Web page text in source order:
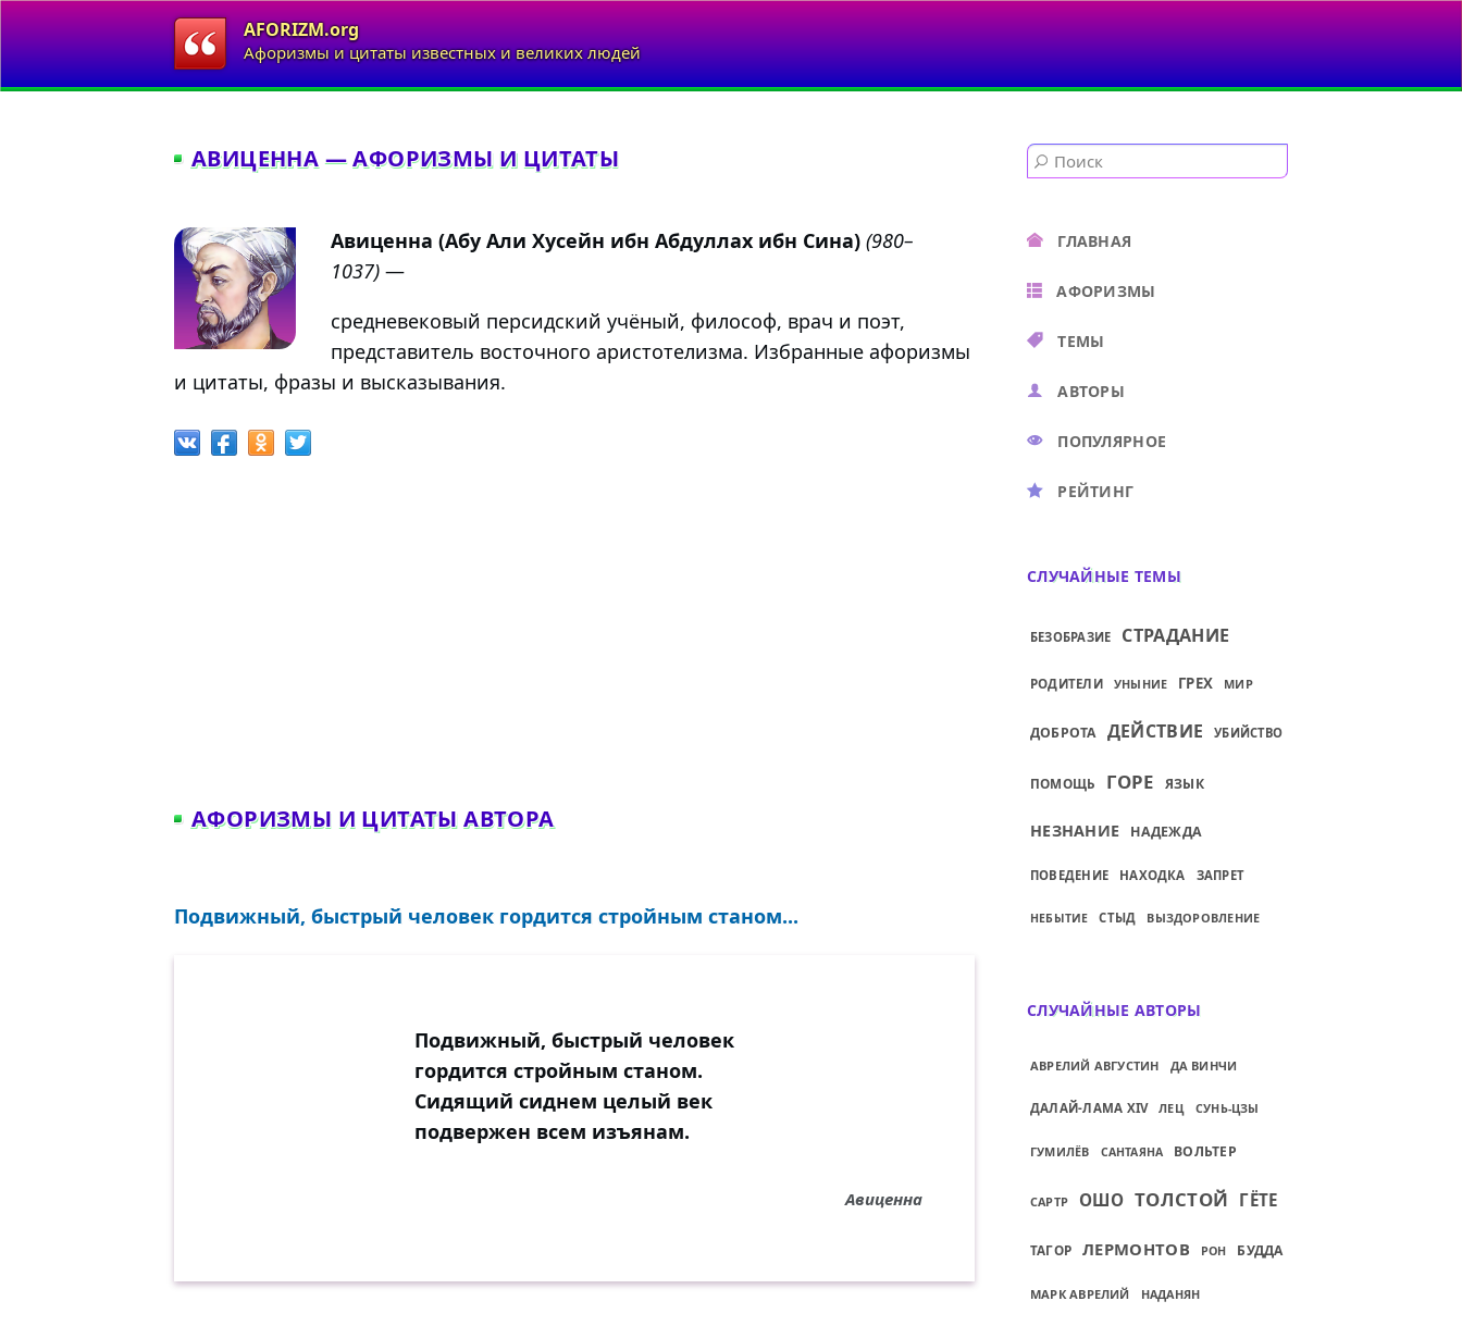
AFORIZM.org
Афоризмы и цитаты известных и великих людей
АВИЦЕННА — АФОРИЗМЫ И ЦИТАТЫ
Авиценна (Абу Али Хусейн ибн Абдуллах ибн Сина) (980–
1037) —
средневековый персидский учёный, философ, врач и поэт,
представитель восточного аристотелизма. Избранные афоризмы
и цитаты, фразы и высказывания.
АФОРИЗМЫ И ЦИТАТЫ АВТОРА
Подвижный, быстрый человек гордится стройным станом...
Подвижный, быстрый человек
гордится стройным станом.
Сидящий сиднем целый век
подвержен всем изъянам.
Авиценна
ГЛАВНАЯ
АФОРИЗМЫ
ТЕМЫ
АВТОРЫ
ПОПУЛЯРНОЕ
РЕЙТИНГ
СЛУЧАЙНЫЕ ТЕМЫ
БЕЗОБРАЗИЕ СТРАДАНИЕ
РОДИТЕЛИ УНЫНИЕ ГРЕХ МИР
ДОБРОТА ДЕЙСТВИЕ УБИЙСТВО
ПОМОЩЬ ГОРЕ ЯЗЫК
НЕЗНАНИЕ НАДЕЖДА
ПОВЕДЕНИЕ НАХОДКА ЗАПРЕТ
НЕБЫТИЕ СТЫД ВЫЗДОРОВЛЕНИЕ
СЛУЧАЙНЫЕ АВТОРЫ
АВРЕЛИЙ АВГУСТИН ДА ВИНЧИ
ДАЛАЙ-ЛАМА XIV ЛЕЦ СУНЬ-ЦЗЫ
ГУМИЛЁВ САНТАЯНА ВОЛЬТЕР
САРТР ОШО ТОЛСТОЙ ГЁТЕ
ТАГОР ЛЕРМОНТОВ РОН БУДДА
МАРК АВРЕЛИЙ НАДАНЯН